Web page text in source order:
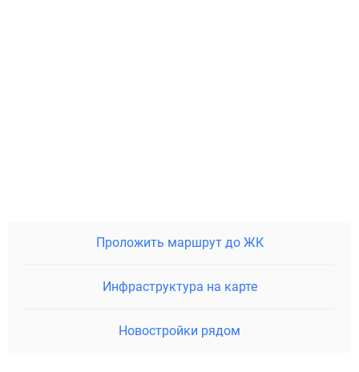
Проложить маршрут до ЖК
Инфраструктура на карте
Новостройки рядом